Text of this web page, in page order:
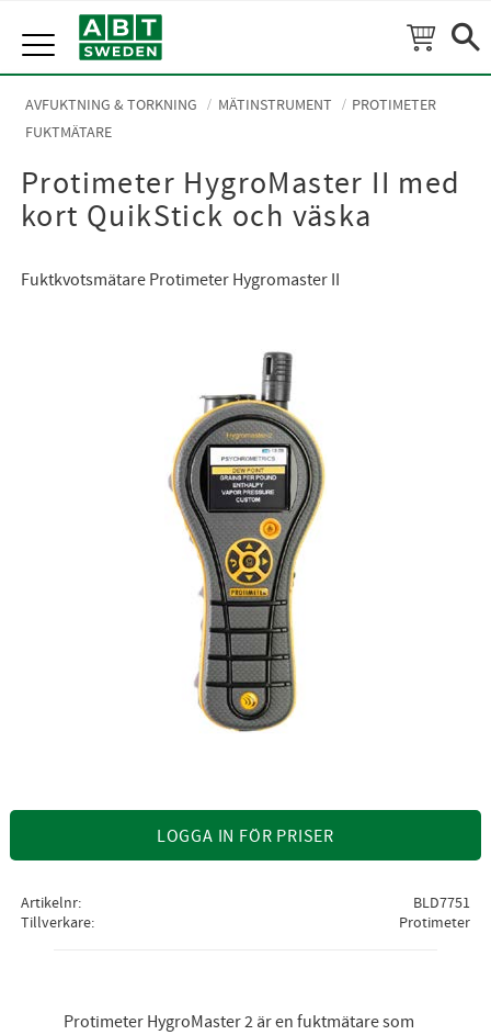
Meny
AVFUKTNING & TORKNING MÄTINSTRUMENT
PROTIMETER
FUKTMÄTARE
Protimeter HygroMaster II med
kort QuikStick och väska
Fuktkvotsmätare Protimeter Hygromaster II
LOGGA IN FÖR PRISER
Artikelnr
BLD7751
Tillverkare
Protimeter
Protimeter HygroMaster 2 är en fuktmätare som